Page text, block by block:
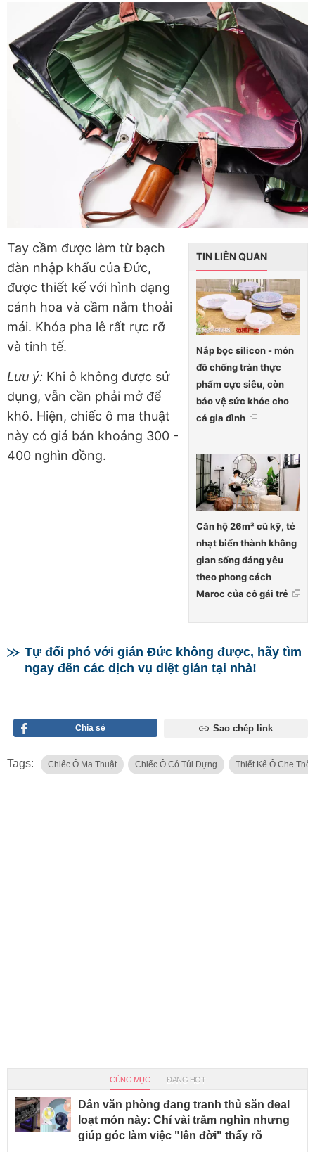
TIN LIÊN QUAN
Nắp bọc silicon - món
đồ chống tràn thực
phẩm cực siêu, còn
bảo vệ sức khỏe cho
cả gia đình
Căn hộ 26m² cũ kỹ, tẻ
nhạt biến thành không
gian sống đáng yêu
theo phong cách
Maroc của cô gái trẻ
Tay cầm được làm từ bạch
đàn nhập khẩu của Đức,
được thiết kế với hình dạng
cánh hoa và cầm nắm thoải
mái. Khóa pha lê rất rực rỡ
và tinh tế.
Lưu ý: Khi ô không được sử
dụng, vẫn cần phải mở để
khô. Hiện, chiếc ô ma thuật
này có giá bán khoảng 300 -
400 nghìn đồng.
Tự đối phó với gián Đức không được, hãy tìm
ngay đến các dịch vụ diệt gián tại nhà!
Chia sẻ Sao chép link
Tags: Chiếc Ô Ma Thuật Chiếc Ô Có Túi Đựng Thiết Kế Ô Che
CÙNG MỤC ĐANG HOT
Dân văn phòng đang tranh thủ săn deal
loạt món này: Chỉ vài trăm nghìn nhưng
giúp góc làm việc "lên đời" thấy rõ